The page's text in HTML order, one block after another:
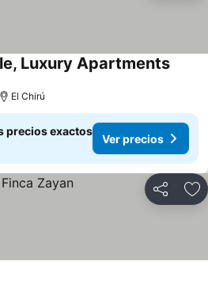
Luxury ApartmentsVer
El Chirú
precios exactos
Ver precios
Compartir